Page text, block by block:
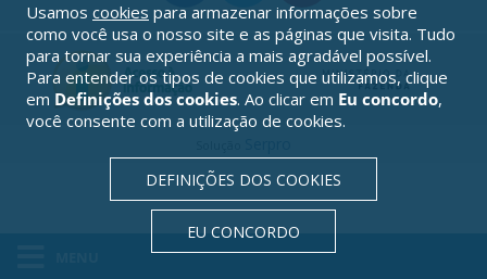
Usamos cookies para armazenar informações sobre
como você usa o nosso site e as páginas que visita. Tudo
para tornar sua experiência a mais agradável possível.
Para entender os tipos de cookies que utilizamos, clique
em Definições dos cookies. Ao clicar em Eu concordo,
você consente com a utilização de cookies.
DEFINIÇÕES DOS COOKIES
EU CONCORDO